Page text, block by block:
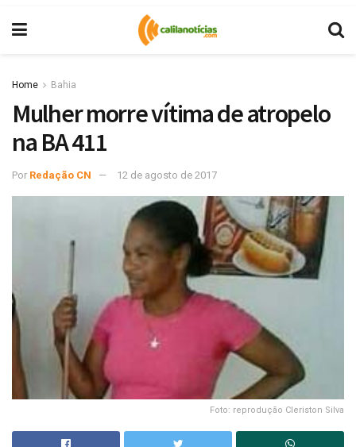
Home Bahia
Mulher morre vítima de atropelo
na BA 411
Por Redação CN 12 de agosto de 2017
Foto: reprodução Cleriston Silva